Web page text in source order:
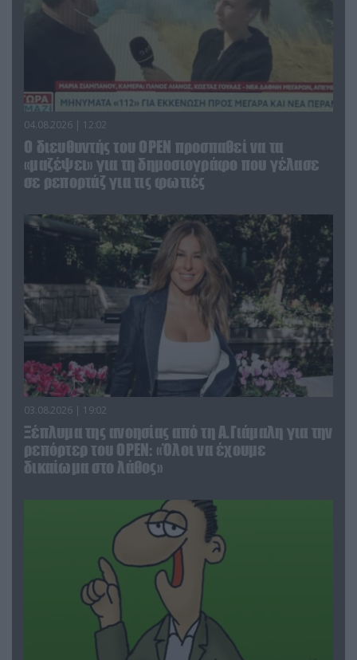
04.08.2026 | 12:02
O διευθυντής του OPEN προσπαθεί να τα
«μαζέψει» για τη δημοσιογράφο που γέλασε
σε ρεπορτάζ για τις φωτιές
03.08.2026 | 19:02
Ξέπλυμα της ανοησίας από τη Α.Γιάμαλη για την
ρεπόρτερ του ΟΡΕΝ: «Όλοι να έχουμε
δικαίωμα στο λάθος»